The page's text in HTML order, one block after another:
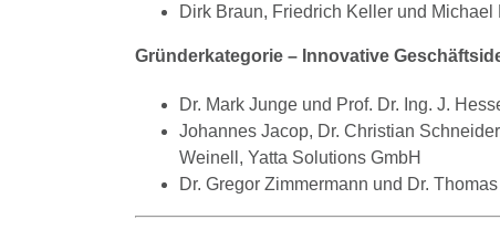
Dirk Braun, Friedrich Keller und
Gründerkategorie – Innovative
Dr. Mark Junge und Prof. Dr. Ing. J.
Johannes Jacop, Dr. Christian
Weinell, Yatta Solutions GmbH
Dr. Gregor Zimmermann und Dr.